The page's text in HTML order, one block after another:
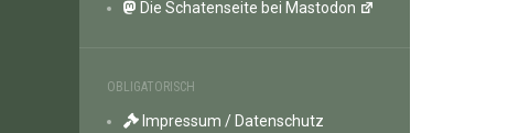
Die Schatenseite bei Mastodon
OBLIGATORISCH
Impressum / Datenschutz